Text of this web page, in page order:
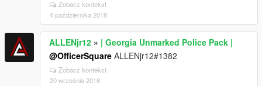
Zobacz kontekst
4 października 2018
ALLENjr12 » | Georgia Unmarked Police Pack |
@OfficerSquare ALLENjr12#1382
Zobacz kontekst
20 września 2018